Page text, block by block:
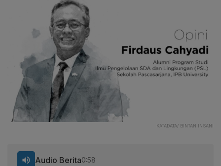
KATADATA/ BINTAN INSANI
Audio Berita0:58